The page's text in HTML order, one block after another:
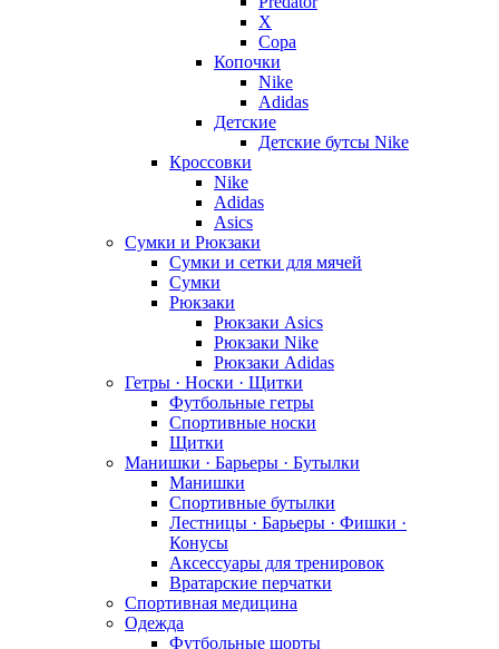
X
Copa
Копочки
Nike
Adidas
Детские
Детские бутсы Nike
Кроссовки
Nike
Adidas
Asics
Сумки и Рюкзаки
Сумки и сетки для мячей
Сумки
Рюкзаки
Рюкзаки Asics
Рюкзаки Nike
Рюкзаки Adidas
Гетры · Носки · Щитки
Футбольные гетры
Спортивные носки
Щитки
Манишки · Барьеры · Бутылки
Манишки
Спортивные бутылки
Лестницы · Барьеры · Фишки ·
Конусы
Аксессуары для тренировок
Вратарские перчатки
Спортивная медицина
Одежда
Футбольные шорты